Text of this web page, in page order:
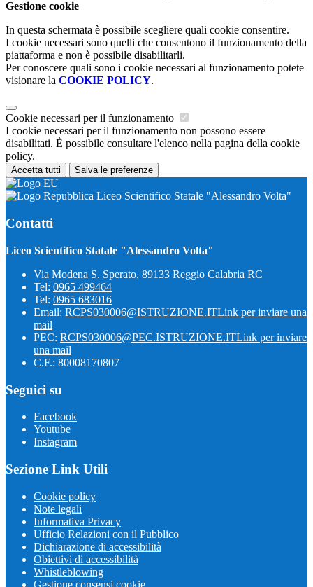
Gestione cookie
In questa schermata è possibile scegliere quali cookie consentire.
I cookie necessari sono quelli che consentono il funzionamento della
piattaforma e non è possibile disabilitarli.
Per conoscere quali sono i cookie necessari al funzionamento potete
visionare la COOKIE POLICY.
Cookie necessari per il funzionamento
I cookie necessari per il funzionamento non possono essere
disabilitati. È possibile consultare l'elenco nella pagina della cookie
policy.
Accetta tutti Salva le preferenze
Liceo Scientifico Statale "Alessandro Volta"
Contatti
Liceo Scientifico Statale "Alessandro Volta"
Via Modena S. Sperato, 89133 Reggio Calabria RC
Tel: 0965 499464
Tel: 0965 683016
Email: RCPS030006@ISTRUZIONE.ITLink per inviare una
mail
PEC: RCPS030006@PEC.ISTRUZIONE.ITLink per inviare
una mail
C.F.: 80008170807
Seguici su
Facebook
Youtube
Instagram
Sezione Link Utili
Cookie policy
Note legali
Informativa Privacy
Ufficio Relazioni con il Pubblico
Dichiarazione di accessibilità
Obiettivi di accessibilità
Whistleblowing
Gestione consensi cookie